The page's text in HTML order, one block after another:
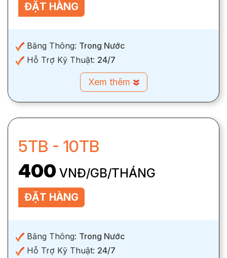
ĐẶT HÀNG
Băng Thông: Trong Nước
Hỗ Trợ Kỹ Thuật: 24/7
Xem thêm
5TB - 10TB
400 VNĐ/GB/THÁNG
ĐẶT HÀNG
Băng Thông: Trong Nước
Hỗ Trợ Kỹ Thuật: 24/7